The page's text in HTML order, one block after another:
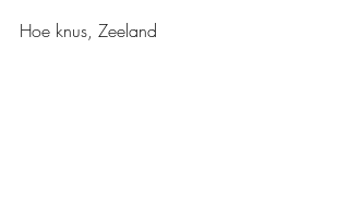
Hoe knus, Zeeland